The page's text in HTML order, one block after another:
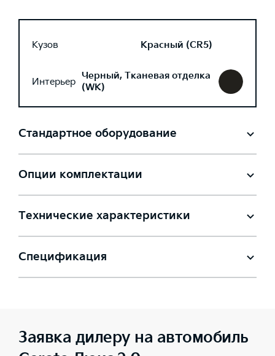
Кузов Красный (CR5)
Интерьер Черный, Тканевая отделка
(WK)
Стандартное оборудование
Опции комплектации
Технические характеристики
Спецификация
Заявка дилеру на автомобиль